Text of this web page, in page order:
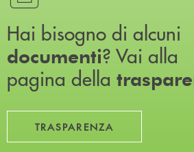
Hai bisogno di alcuni
documenti? Vai alla
pagina della
TRASPARENZA